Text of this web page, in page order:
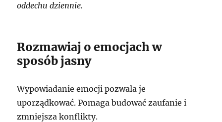
oddechu dziennie.
Rozmawiaj o emocjach w
sposób jasny
Wypowiadanie emocji pozwala je
uporządkować. Pomaga budować zaufanie i
zmniejsza konflikty.